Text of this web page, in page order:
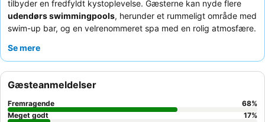
tilbyder en fredfyldt kystoplevelse. Gæsterne kan nyde flere
udendørs swimmingpools, herunder et rummeligt område med
swim-up bar, og en velrenommeret spa med en rolig atmosfære.
og opmærksomhed, og
udendørs hydromassagebadekar
afslapningsoplevelse.
Se mere
Gæsteanmeldelser
Fremragende 68%
Meget godt
17%